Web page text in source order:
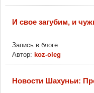
И свое загубим, и
Запись в блоге
Автор: koz-oleg
Новости Шахуньи: